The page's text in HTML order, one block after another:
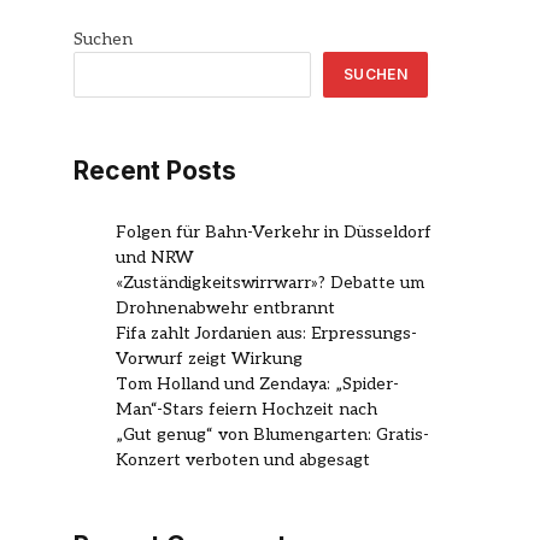
Suchen
SUCHEN
Recent Posts
Folgen für Bahn-Verkehr in Düsseldorf
und NRW
«Zuständigkeitswirrwarr»? Debatte um
Drohnenabwehr entbrannt
Fifa zahlt Jordanien aus: Erpressungs-
Vorwurf zeigt Wirkung
Tom Holland und Zendaya: „Spider-
Man“-Stars feiern Hochzeit nach
„Gut genug“ von Blumengarten: Gratis-
Konzert verboten und abgesagt